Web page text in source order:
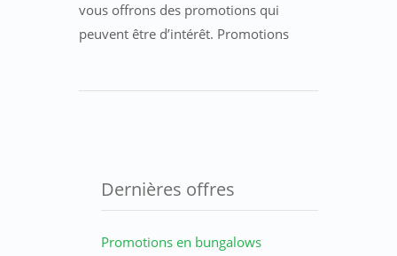
vous offrons des promotions qui
peuvent être d’intérêt. Promotions
Dernières offres
Promotions en bungalows